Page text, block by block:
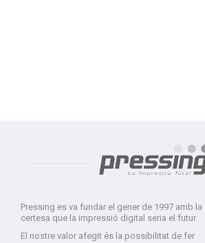
Pressing es va fundar el gener de 1997 amb la
certesa que la impressió digital seria el futur.
El nostre valor afegit és la possibilitat de fer